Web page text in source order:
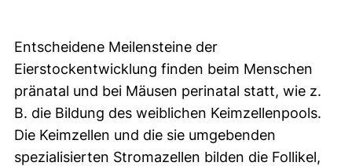
Entscheidene Meilensteine der
Eierstockentwicklung finden beim Menschen
pränatal und bei Mäusen perinatal statt, wie z.
B. die Bildung des weiblichen Keimzellenpools.
Die Keimzellen und die sie umgebenden
spezialisierten Stromazellen bilden die Follikel,